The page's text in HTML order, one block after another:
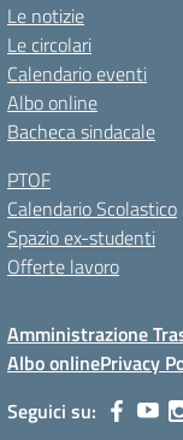
Le notizie
Le circolari
Calendario eventi
Albo online
Bacheca sindacale
PTOF
Calendario Scolastico
Spazio ex-studenti
Offerte lavoro
Amministrazione
Albo onlinePrivacy
Seguici su: